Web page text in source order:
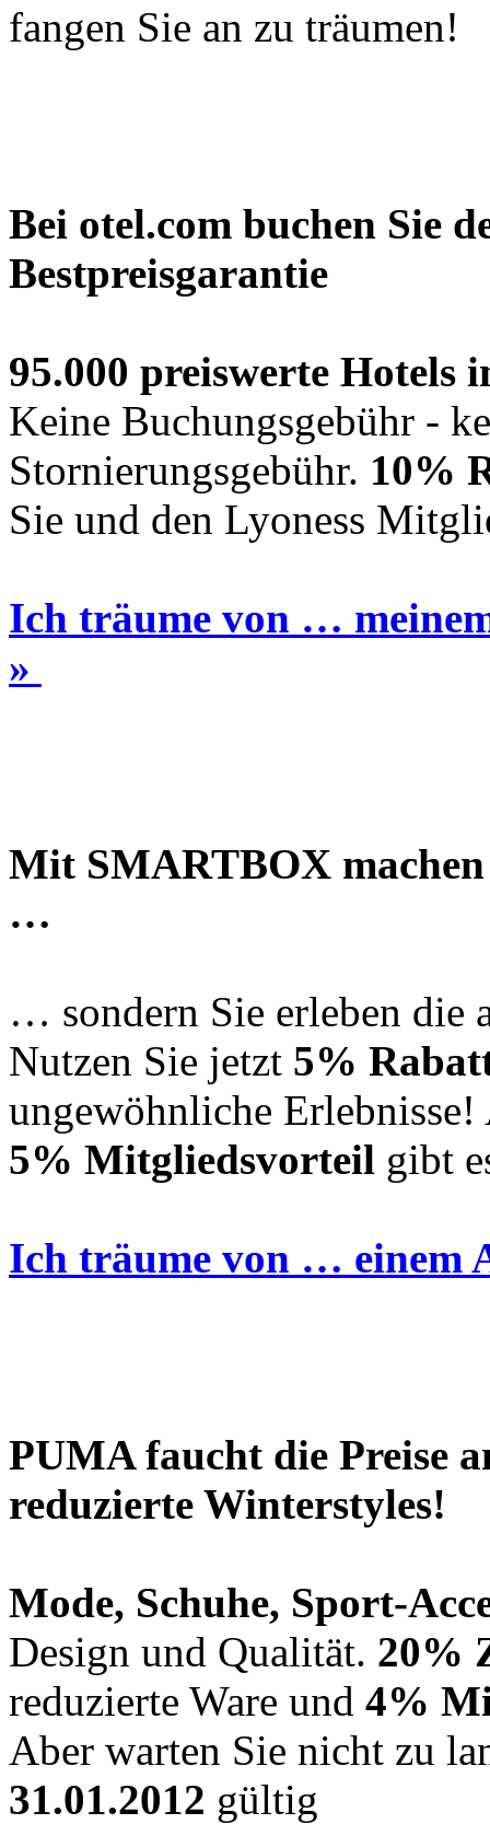
fangen Sie an zu träumen!
Bei otel.com buchen Sie
Bestpreisgarantie
95.000 preiswerte Hotels
Keine Buchungsgebühr -
Stornierungsgebühr. 10%
Sie und den Lyoness
Ich träume von …
»
Mit SMARTBOX
…
… sondern Sie erleben die
Nutzen Sie jetzt 5%
ungewöhnliche
5% Mitgliedsvorteil gibt
Ich träume von … einem
PUMA faucht die Preise
reduzierte Winterstyles!
Mode, Schuhe, Sport-
Design und Qualität. 20%
reduzierte Ware und 4%
Aber warten Sie nicht zu
31.01.2012 gültig